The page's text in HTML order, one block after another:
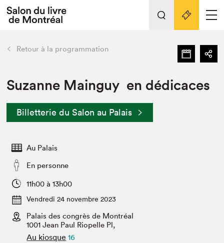
Espace exposant⋅e⋅s
Espace enseignant·e·s
Espace médias
L'événement
Préparer sa visite au Salon
Actualités
SLM PRO
retour Nos activités
Préparer sa visite
Salon dans la ville et en ligne
Projets partenaires
Liens pratiques
Retour à la programmation
Suzanne Mainguy en dédicaces
Billetterie du Salon au Palais
Au Palais
En personne
11h00 à 13h00
Vendredi 24 novembre 2023
Palais des congrès de Montréal
1001 Jean Paul Riopelle Pl,
Au kiosque 16